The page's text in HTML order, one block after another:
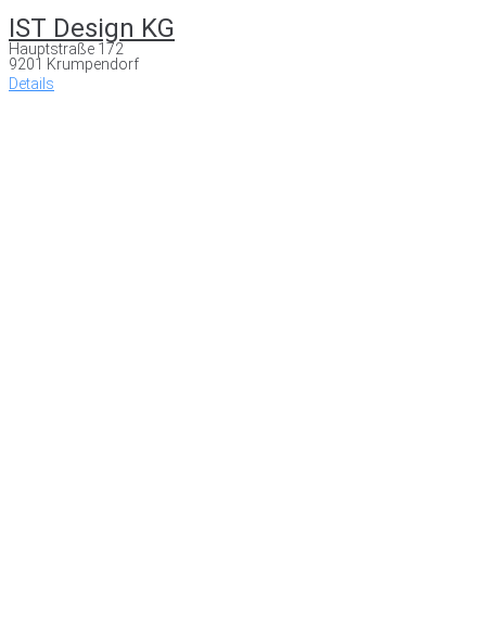
IST Design KG
Hauptstraße 172
9201 Krumpendorf
Details